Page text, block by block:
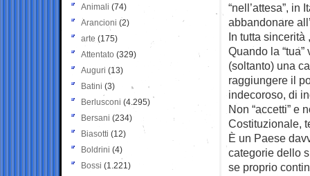
“nell’attesa”, in
abbandonare
In tutta
Quando la
(soltanto) una
raggiungere il
indecoroso, di
Non “accetti” e
Costituzionale,
È un Paese
categorie dello
se proprio
Animali (74)
Arancioni (2)
arte (175)
Attentato (329)
Auguri (13)
Batini (3)
Berlusconi (4.295)
Bersani (234)
Biasotti (12)
Boldrini (4)
Bossi (1.221)